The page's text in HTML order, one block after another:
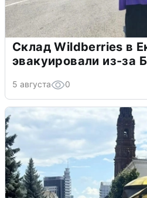
Склад Wildberries в
эвакуировали из-за
5 августа 0